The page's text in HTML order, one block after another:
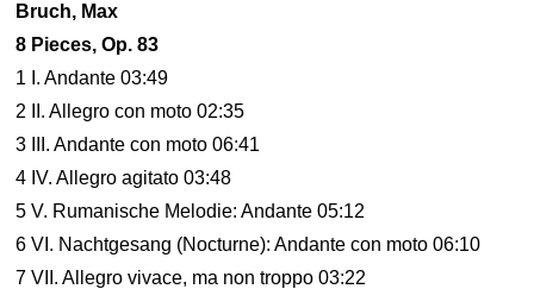
Bruch, Max
8 Pieces, Op. 83
1 I. Andante 03:49
2 II. Allegro con moto 02:35
3 III. Andante con moto 06:41
4 IV. Allegro agitato 03:48
5 V. Rumanische Melodie: Andante 05:12
6 VI. Nachtgesang (Nocturne): Andante con moto 06:10
7 VII. Allegro vivace, ma non troppo 03:22